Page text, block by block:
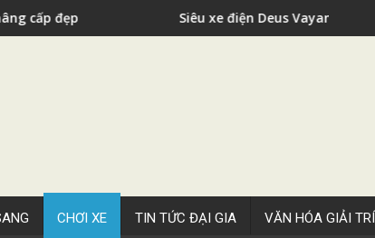
Siêu xe điện Deus Vayanne cho nhà giàu
CHƠI XE TIN TỨC ĐẠI GIA VĂN HÓA GIẢI TRÍ